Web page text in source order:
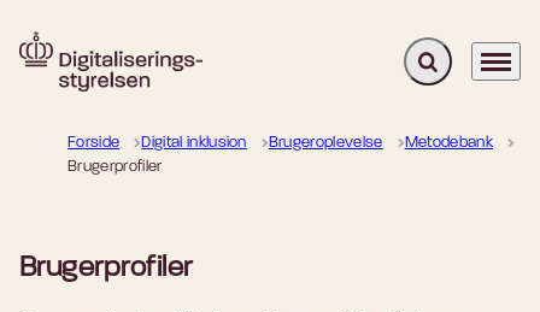
Gå til forsiden Fold søgefelt
Menu
Forside Digital inklusion Brugeroplevelse
Metodebank
Brugerprofiler
Brugerprofiler